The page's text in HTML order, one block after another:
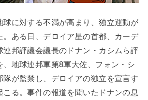
球に対する不満が高まり、独立運動が
。ある日、デロイア星の首都、カーデ
連邦評議会議長のドナン・カシムら評
地球連邦軍第8軍大佐、フォン・シ
隊が監禁し、デロイアの独立を宣言す
こる。事件の報道を聞いたドナンの息